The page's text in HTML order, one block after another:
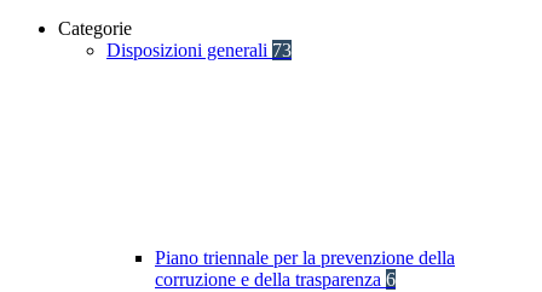
Categorie
Disposizioni generali 73
Piano triennale per la prevenzione della
corruzione e della trasparenza 6